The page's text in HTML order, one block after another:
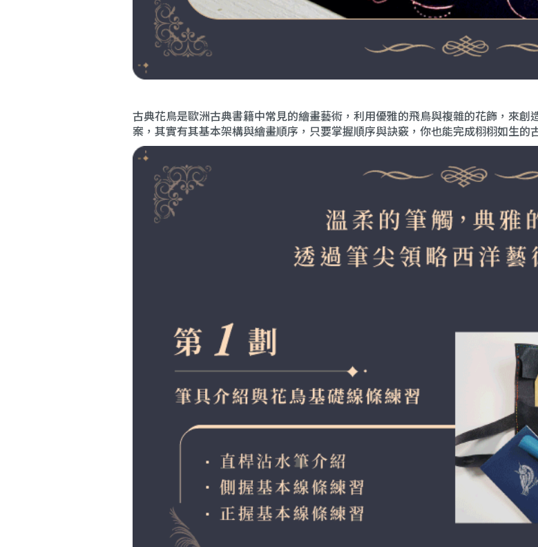
古典花鳥是歐洲古典書籍中常見的繪畫藝術，利用優雅的飛鳥與複雜的花飾，來
案，其實有其基本架構與繪畫順序，只要掌握順序與訣竅，你也能完成栩栩如生的